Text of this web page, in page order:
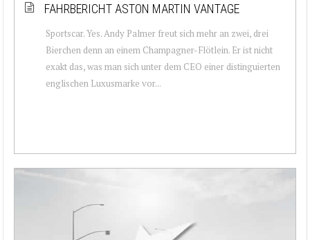
FAHRBERICHT ASTON MARTIN VANTAGE
Sportscar. Yes. Andy Palmer freut sich mehr an zwei, drei
Bierchen denn an einem Champagner-Flötlein. Er ist nicht
exakt das, was man sich unter dem CEO einer distinguierten
englischen Luxusmarke vor...